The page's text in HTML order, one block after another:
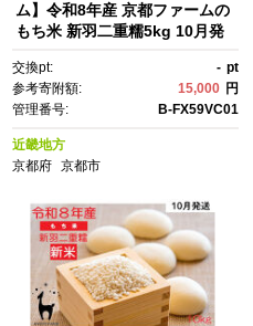
ム】令和8年産 京都ファームの
もち米 新羽二重糯5kg 10月発
産 もち米 人気 おすすめ 米 コ
メ おこめ お取り寄せ 通販 送料
無料 ふるさと納税 ］
交換pt: - pt
参考寄附額:
15,000 円
管理番号:
B-FX59VC01
近畿地方
京都府 京都市